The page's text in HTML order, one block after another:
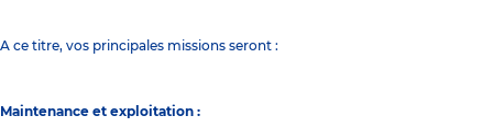
A ce titre, vos principales missions seront :
Maintenance et exploitation :